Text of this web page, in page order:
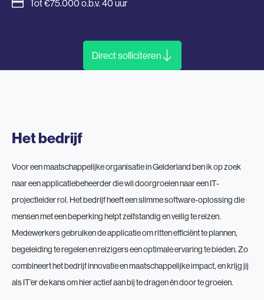
Tot €75.000 o.b.v. 40 uur
Direct solliciteren
Het bedrijf
Voor een maatschappelijke organisatie in Gelderland ben ik op zoek
naar een applicatiebeheerder die wil doorgroeien naar een IT-
projectleider rol. Het bedrijf heeft een slimme software-oplossing die
mensen met een beperking helpt zelfstandig en veilig te reizen.
Medewerkers gebruiken de applicatie om ritten efficiënt te plannen,
begeleiding te regelen en reizigers een optimale ervaring te bieden. Zo
combineert het bedrijf innovatie en maatschappelijke impact, en krijg jij
als IT’er de kans om hier actief aan bij te dragen én door te groeien.